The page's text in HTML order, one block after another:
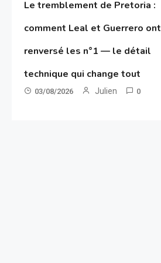
Le tremblement de Pretoria :
comment Leal et Guerrero ont
renversé les n°1 — le détail
technique qui change tout
03/08/2026 Julien 0